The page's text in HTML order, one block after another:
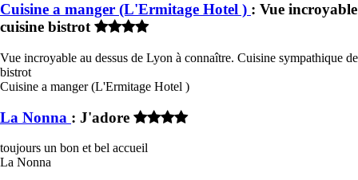
Cuisine a manger (L'Ermitage Hotel ) : Vue incroyable
cuisine bistrot
Vue incroyable au dessus de Lyon à connaître. Cuisine sympathique de
bistrot
Cuisine a manger (L'Ermitage Hotel )
La Nonna : J'adore
toujours un bon et bel accueil
La Nonna